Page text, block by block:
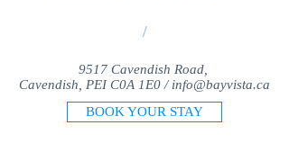
/
9517 Cavendish Road,
Cavendish, PEI C0A 1E0 / info@bayvista.ca
BOOK YOUR STAY